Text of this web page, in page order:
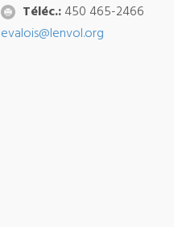
Téléc.:450 465-2466
evalois@lenvol.org